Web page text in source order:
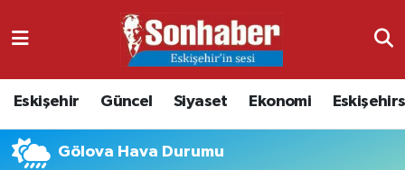
Eskişehir Güncel Siyaset Ekonomi
Gölova Hava Durumu
Ekonomi
Nöbetçi Eczaneler
Namaz Vakitleri